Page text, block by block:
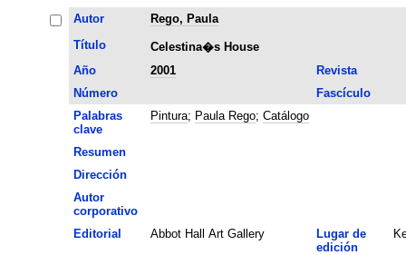
Autor
Rego, Paula
Título
Celestina�s House
Año
2001
Revista
Número
Fascículo
Palabras
clave
Pintura; Paula Rego; Catálogo
Resumen
Dirección
Autor
corporativo
Editorial
Abbot Hall Art Gallery
Lugar de
edición